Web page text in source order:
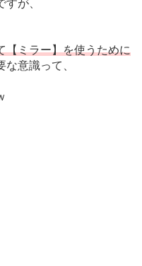
が、
【ミラー】を使うために
意識って、